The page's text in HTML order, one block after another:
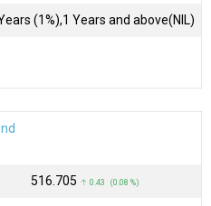
(1%),1 Years and above(NIL)
₹516.705 ↑ 0.43 (0.08 %)